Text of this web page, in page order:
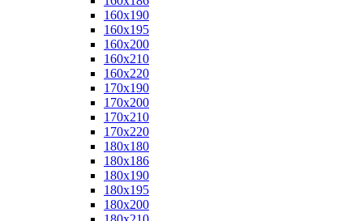
160x190
160x195
160x200
160x210
160x220
170x190
170x200
170x210
170x220
180x180
180x186
180x190
180x195
180x200